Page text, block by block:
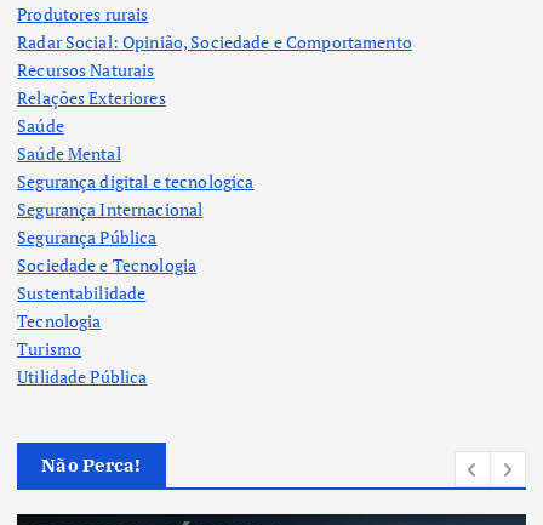
Produtores rurais
Radar Social: Opinião, Sociedade e Comportamento
Recursos Naturais
Relações Exteriores
Saúde
Saúde Mental
Segurança digital e tecnologica
Segurança Internacional
Segurança Pública
Sociedade e Tecnologia
Sustentabilidade
Tecnologia
Turismo
Utilidade Pública
Não Perca!